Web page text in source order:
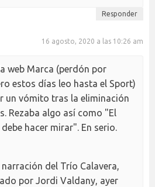
Responder
16 agosto, 2020 a las 10:26 am
web Marca (perdón por
estos días leo hasta el Sport)
un vómito tras la eliminación
Rezaba algo así como "El
hacer mirar". En serio.
narración del Trío Calavera,
por Jordi Valdany, ayer